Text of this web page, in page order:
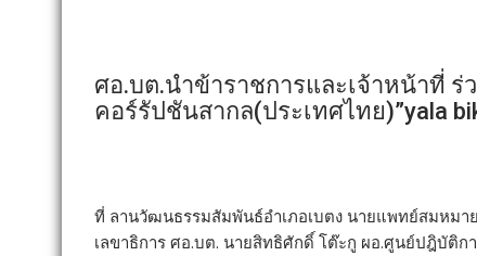
ศอ.บต.นำข้าราชการและเจ้าหน้าที่
คอร์รัปชันสากล(ประเทศไทย)”yala
ที่ ลานวัฒนธรรมสัมพันธ์อำเภอเบตง นายแพทย์สมหมา
เลขาธิการ ศอ.บต. นายสิทธิศักดิ์ โต๊ะกู ผอ.ศูนย์ปฎิบัติก